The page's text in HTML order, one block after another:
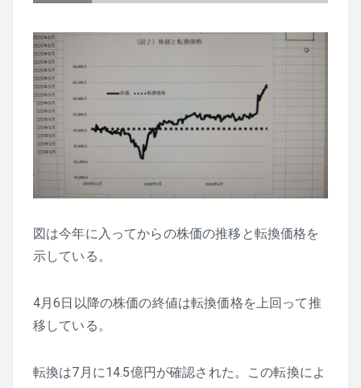
図は今年に入ってからの株価の推移と転換価格を
示している。
4月6日以降の株価の終値は転換価格を上回って推
移している。
転換は7月に14.5億円が確認された。この転換によ